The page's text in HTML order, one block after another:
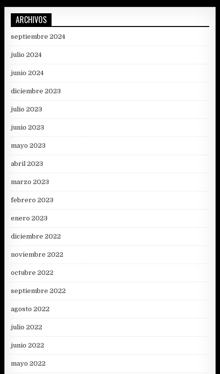
ARCHIVOS
septiembre 2024
julio 2024
junio 2024
diciembre 2023
julio 2023
junio 2023
mayo 2023
abril 2023
marzo 2023
febrero 2023
enero 2023
diciembre 2022
noviembre 2022
octubre 2022
septiembre 2022
agosto 2022
julio 2022
junio 2022
mayo 2022